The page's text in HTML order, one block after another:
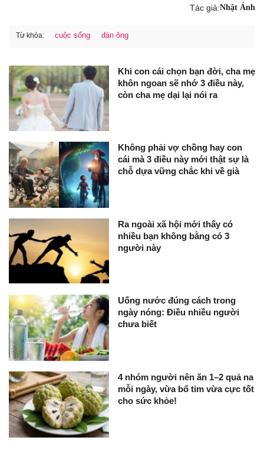
Tác giả:Nhật Ánh
Từ khóa: cuộc sống đàn ông
Khi con cái chọn bạn đời, cha mẹ
khôn ngoan sẽ nhớ 3 điều này,
còn cha mẹ dại lại nói ra
Không phải vợ chồng hay con
cái mà 3 điều này mới thật sự là
chỗ dựa vững chắc khi về già
Ra ngoài xã hội mới thấy có
nhiều bạn không bằng có 3
người này
Uống nước đúng cách trong
ngày nóng: Điều nhiều người
chưa biết
4 nhóm người nên ăn 1–2 quả na
mỗi ngày, vừa bổ tim vừa cực tốt
cho sức khỏe!